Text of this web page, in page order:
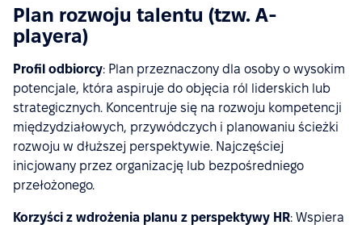
Plan rozwoju talentu (tzw. A-
playera)
Profil odbiorcy: Plan przeznaczony dla osoby o wysokim
potencjale, która aspiruje do objęcia ról liderskich lub
strategicznych. Koncentruje się na rozwoju kompetencji
międzydziałowych, przywódczych i planowaniu ścieżki
rozwoju w dłuższej perspektywie. Najczęściej
inicjowany przez organizację lub bezpośredniego
przełożonego.
Korzyści z wdrożenia planu z perspektywy HR: Wspiera